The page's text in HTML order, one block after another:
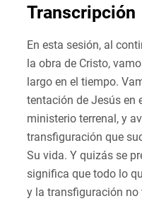
Transcripción
En esta sesión, al
la obra de Cristo,
largo en el tiempo.
tentación de Jesús en
ministerio terrenal, y
transfiguración que
Su vida. Y quizás se
significa que todo lo
y la transfiguración no